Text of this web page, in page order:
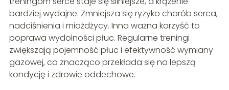
bardziej wydajne. Zmniejsza się ryzyko chorób serca,
nadciśnienia i miażdżycy. Inna ważna korzyść to
poprawa wydolności płuc. Regularne treningi
zwiększają pojemność płuc i efektywność wymiany
gazowej, co znacząco przekłada się na lepszą
kondycję i zdrowie oddechowe.